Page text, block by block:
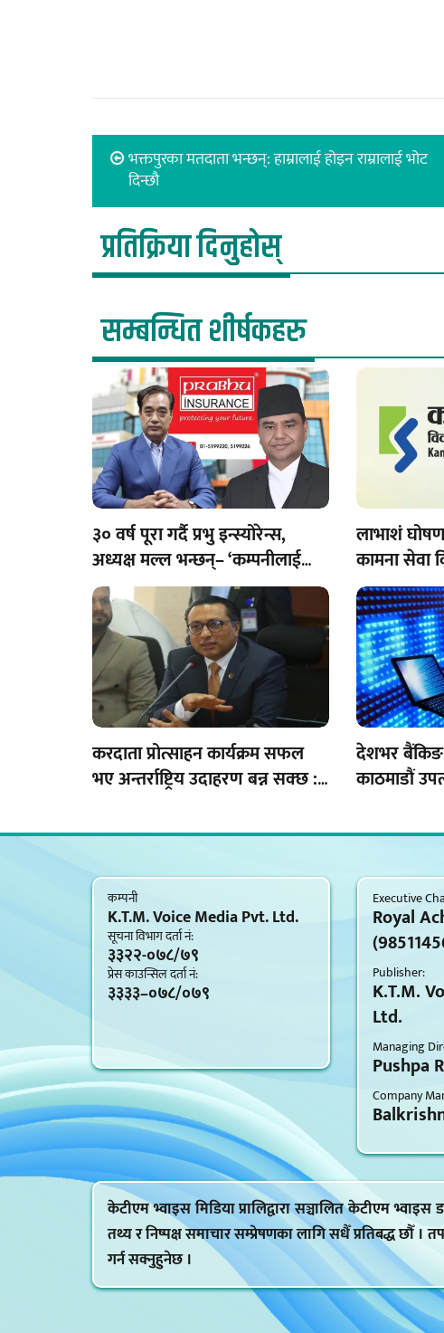
भक्तपुरका मतदाता भन्छन्: हाम्रालाई होइन राम्रालाई भोट
दिन्छौ
प्रतिक्रिया दिनुहोस्
सम्बन्धित शीर्षकहरु
३० वर्ष पूरा गर्दै प्रभु इन्स्योरेन्स,
अध्यक्ष मल्ल भन्छन्– ‘कम्पनीलाई
अझ मजबुत बनाउँछौँ’
लाभाशं
कामना सेवा
करदाता प्रोत्साहन कार्यक्रम सफल
भए अन्तर्राष्ट्रिय उदाहरण बन्न सक्छ :
देशभर बैंकिङ
काठमाडौं
कम्पनी
K.T.M. Voice Media Pvt. Ltd.
सूचना विभाग दर्ता नं‍:
३३२२-०७८/७९
प्रेस काउन्सिल दर्ता नं‍:
३३३३–०७८/०७९
Executive
Royal
Publisher:
K.T.M.
Ltd.
Managing
Pushpa
Company
केटीएम भ्वाइस मिडिया प्रालिद्वारा सञ्चालित केटीएम
तथ्य र निष्पक्ष समाचार सम्प्रेषणका लागि सधैँ प्रतिबद्ध छौँ
गर्न सक्नुहुनेछ ।